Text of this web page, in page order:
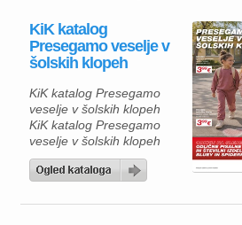
KiK katalog
Presegamo veselje v
šolskih klopeh
KiK katalog Presegamo
veselje v šolskih klopeh
KiK katalog Presegamo
veselje v šolskih klopeh
vlja od 10.8.2026. do
prodaje zalog. V novem
čakajo udobna in cenovno